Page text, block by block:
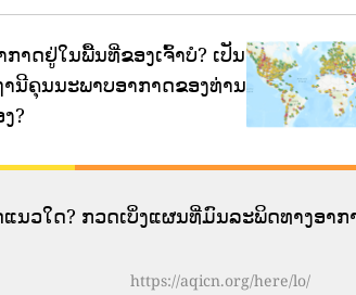
າດຢູ່ໃນພື້ນທີ່ຂອງເຈົ້າບໍ? ເປັນ
ນີຄຸນນະພາບອາກາດຂອງທ່ານ
ງ?
ນວໃດ? ກວດເບິ່ງແຜນທີ່ມົນລະພິດທາງອາກ
https://aqicn.org/here/lo/